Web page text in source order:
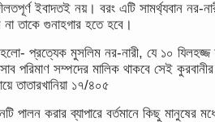
ইবাদতই নয়। বরং এটি সামর্থ্যবান নর-
না তাকে গুনাহগার হতে হবে।
হলো- প্রত্যেক মুসলিম নর-নারী, যে ১০
পরিমাণ সম্পদের মালিক থাকবে সেই
তাতারখানিয়া ১৭/৪০৫
পালন করার ব্যাপারে বর্তমানে কিছু মানুষের